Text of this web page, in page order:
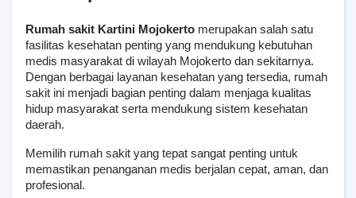
Rumah sakit Kartini Mojokerto merupakan salah satu
fasilitas kesehatan penting yang mendukung kebutuhan
medis masyarakat di wilayah Mojokerto dan sekitarnya.
Dengan berbagai layanan kesehatan yang tersedia, rumah
sakit ini menjadi bagian penting dalam menjaga kualitas
hidup masyarakat serta mendukung sistem kesehatan
daerah.
Memilih rumah sakit yang tepat sangat penting untuk
memastikan penanganan medis berjalan cepat, aman, dan
profesional.